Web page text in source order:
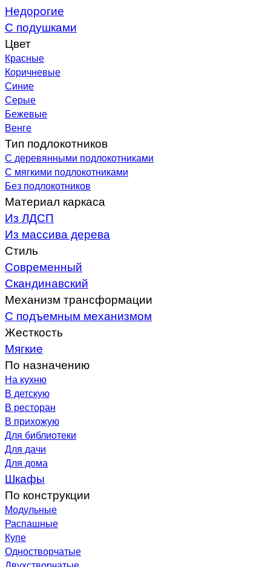
Недорогие
С подушками
Цвет
Красные
Коричневые
Синие
Серые
Бежевые
Венге
Тип подлокотников
С деревянными подлокотниками
С мягкими подлокотниками
Без подлокотников
Материал каркаса
Из ЛДСП
Из массива дерева
Стиль
Современный
Скандинавский
Механизм трансформации
С подъемным механизмом
Жесткость
Мягкие
По назначению
На кухню
В детскую
В ресторан
В прихожую
Для библиотеки
Для дачи
Для дома
Шкафы
По конструкции
Модульные
Распашные
Купе
Одностворчатые